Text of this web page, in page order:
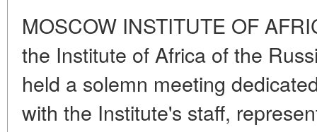
MOSCOW INSTITUTE OF
the Institute of Africa of the
held a solemn meeting
with the Institute's staff,